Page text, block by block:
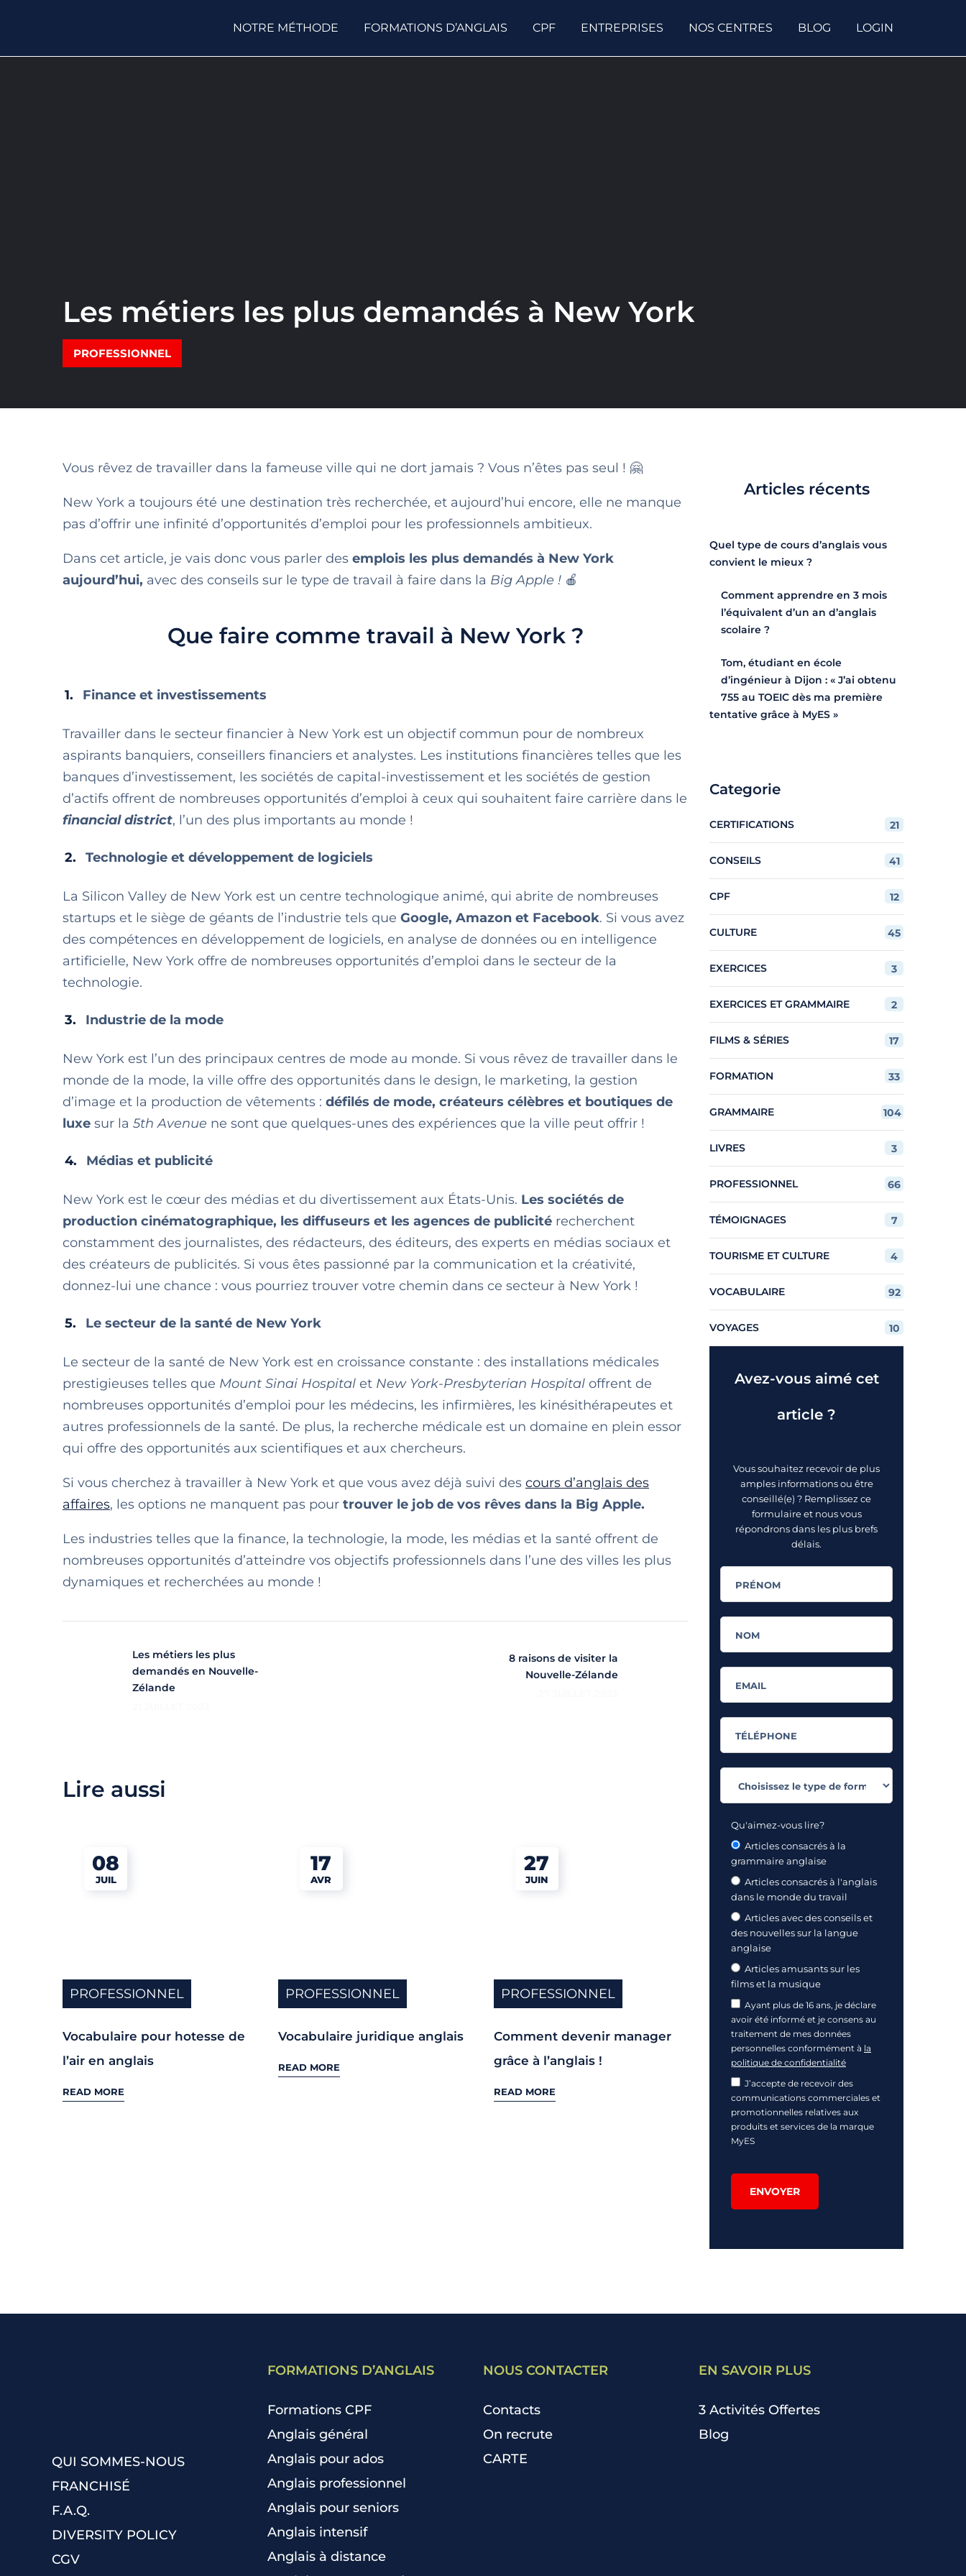
NOTRE MÉTHODE FORMATIONS D’ANGLAIS CPF ENTREPRISES NOS CENTRES BLOG LOGIN
Les métiers les plus demandés à New York
PROFESSIONNEL
Vous rêvez de travailler dans la fameuse ville qui ne dort jamais ? Vous n’êtes pas seul ! 🤗
New York a toujours été une destination très recherchée, et aujourd’hui encore, elle ne manque
pas d’offrir une infinité d’opportunités d’emploi pour les professionnels ambitieux.
Dans cet article, je vais donc vous parler des emplois les plus demandés à New York
aujourd’hui, avec des conseils sur le type de travail à faire dans la Big Apple ! 🍎
Que faire comme travail à New York ?
Finance et investissements
Travailler dans le secteur financier à New York est un objectif commun pour de nombreux
aspirants banquiers, conseillers financiers et analystes. Les institutions financières telles que les
banques d’investissement, les sociétés de capital-investissement et les sociétés de gestion
d’actifs offrent de nombreuses opportunités d’emploi à ceux qui souhaitent faire carrière dans le
financial district, l’un des plus importants au monde !
Technologie et développement de logiciels
La Silicon Valley de New York est un centre technologique animé, qui abrite de nombreuses
startups et le siège de géants de l’industrie tels que Google, Amazon et Facebook. Si vous avez
des compétences en développement de logiciels, en analyse de données ou en intelligence
artificielle, New York offre de nombreuses opportunités d’emploi dans le secteur de la
technologie.
Industrie de la mode
New York est l’un des principaux centres de mode au monde. Si vous rêvez de travailler dans le
monde de la mode, la ville offre des opportunités dans le design, le marketing, la gestion
d’image et la production de vêtements : défilés de mode, créateurs célèbres et boutiques de
luxe sur la 5th Avenue ne sont que quelques-unes des expériences que la ville peut offrir !
Médias et publicité
New York est le cœur des médias et du divertissement aux États-Unis. Les sociétés de
production cinématographique, les diffuseurs et les agences de publicité recherchent
constamment des journalistes, des rédacteurs, des éditeurs, des experts en médias sociaux et
des créateurs de publicités. Si vous êtes passionné par la communication et la créativité,
donnez-lui une chance : vous pourriez trouver votre chemin dans ce secteur à New York !
Le secteur de la santé de New York
Le secteur de la santé de New York est en croissance constante : des installations médicales
prestigieuses telles que Mount Sinai Hospital et New York-Presbyterian Hospital offrent de
nombreuses opportunités d’emploi pour les médecins, les infirmières, les kinésithérapeutes et
autres professionnels de la santé. De plus, la recherche médicale est un domaine en plein essor
qui offre des opportunités aux scientifiques et aux chercheurs.
Si vous cherchez à travailler à New York et que vous avez déjà suivi des cours d’anglais des
affaires, les options ne manquent pas pour trouver le job de vos rêves dans la Big Apple.
Les industries telles que la finance, la technologie, la mode, les médias et la santé offrent de
nombreuses opportunités d’atteindre vos objectifs professionnels dans l’une des villes les plus
dynamiques et recherchées au monde !
Les métiers les plus
demandés en Nouvelle-
Zélande
8 raisons de visiter la
Nouvelle-Zélande
Lire aussi
08
JUIL
PROFESSIONNEL
Vocabulaire pour hotesse de
l’air en anglais
READ MORE
17
AVR
PROFESSIONNEL
Vocabulaire juridique anglais
READ MORE
27
JUIN
PROFESSIONNEL
Comment devenir manager
grâce à l’anglais !
READ MORE
Articles récents
Quel type de cours d’anglais vous
convient le mieux ?
Comment apprendre en 3 mois
l’équivalent d’un an d’anglais
scolaire ?
Tom, étudiant en école
d’ingénieur à Dijon : « J’ai obtenu
755 au TOEIC dès ma première
tentative grâce à MyES »
Categorie
CERTIFICATIONS 21
CONSEILS 41
CPF 12
CULTURE 45
EXERCICES 3
EXERCICES ET GRAMMAIRE 2
FILMS & SÉRIES 17
FORMATION 33
GRAMMAIRE 104
LIVRES 3
PROFESSIONNEL 66
TÉMOIGNAGES 7
TOURISME ET CULTURE 4
VOCABULAIRE 92
VOYAGES 10
Avez-vous aimé cet
article ?
Vous souhaitez recevoir de plus
amples informations ou être
conseillé(e) ? Remplissez ce
formulaire et nous vous
répondrons dans les plus brefs
délais.
Qu'aimez-vous lire?
Articles consacrés à la
grammaire anglaise
Articles consacrés à l'anglais
dans le monde du travail
Articles avec des conseils et
des nouvelles sur la langue
anglaise
Articles amusants sur les
films et la musique
Ayant plus de 16 ans, je déclare
avoir été informé et je consens au
traitement de mes données
personnelles conformément à la
politique de confidentialité
J’accepte de recevoir des
communications commerciales et
promotionnelles relatives aux
produits et services de la marque
MyES
ENVOYER
QUI SOMMES-NOUS
FRANCHISÉ
F.A.Q.
DIVERSITY POLICY
CGV
FORMATIONS D’ANGLAIS
Formations CPF
Anglais général
Anglais pour ados
Anglais professionnel
Anglais pour seniors
Anglais intensif
Anglais à distance
NOUS CONTACTER
Contacts
On recrute
CARTE
EN SAVOIR PLUS
3 Activités Offertes
Blog